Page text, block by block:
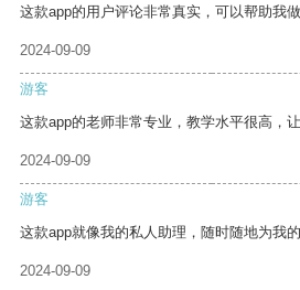
这款app的用户评论非常真实，可以帮助我
2024-09-09
游客
这款app的老师非常专业，教学水平很高，
2024-09-09
游客
这款app就像我的私人助理，随时随地为我的
2024-09-09